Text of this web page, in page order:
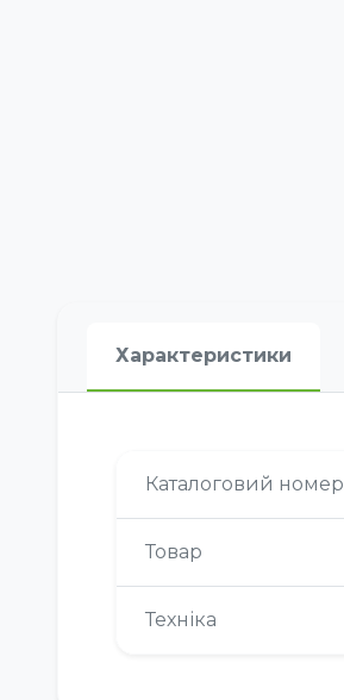
Характеристики
Каталоговий номер
Товар
Техніка